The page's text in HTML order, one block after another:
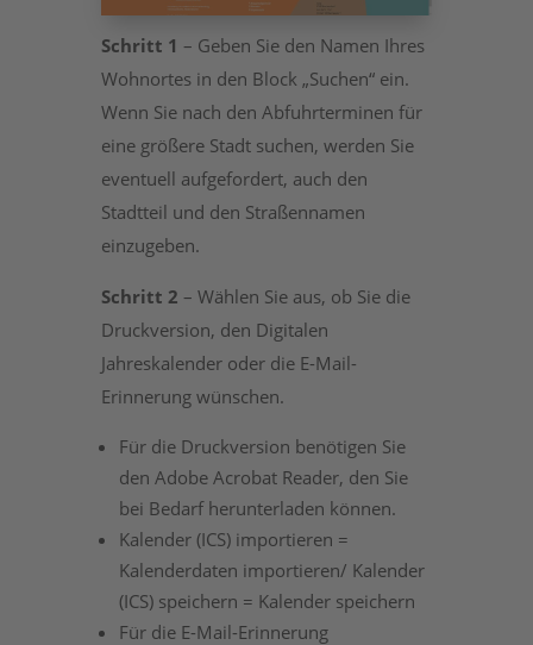
Schritt 1 – Geben Sie den Namen Ihres
Wohnortes in den Block „Suchen“ ein.
Wenn Sie nach den Abfuhrterminen für
eine größere Stadt suchen, werden Sie
eventuell aufgefordert, auch den
Stadtteil und den Straßennamen
einzugeben.
Schritt 2 – Wählen Sie aus, ob Sie die
Druckversion, den Digitalen
Jahreskalender oder die E-Mail-
Erinnerung wünschen.
Für die Druckversion benötigen Sie
den Adobe Acrobat Reader, den Sie
bei Bedarf herunterladen können.
Kalender (ICS) importieren =
Kalenderdaten importieren/ Kalender
(ICS) speichern = Kalender speichern
Für die E-Mail-Erinnerung